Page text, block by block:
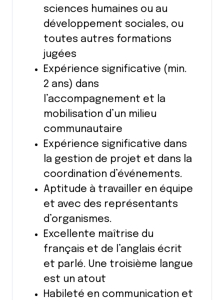
sciences humaines ou au
développement sociales, ou
toutes autres formations
jugées
Expérience significative (min.
2 ans) dans
l’accompagnement et la
mobilisation d’un milieu
communautaire
Expérience significative dans
la gestion de projet et dans la
coordination d’événements.
Aptitude à travailler en équipe
et avec des représentants
d’organismes.
Excellente maîtrise du
français et de l’anglais écrit
et parlé. Une troisième langue
est un atout
Habileté en communication et